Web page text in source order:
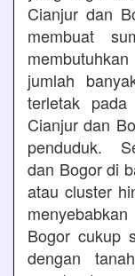
Cianjur dan
membuat
jumlah
terletak
Cianjur dan
penduduk.
dan Bogor di
atau cluster
Bogor cukup
dengan